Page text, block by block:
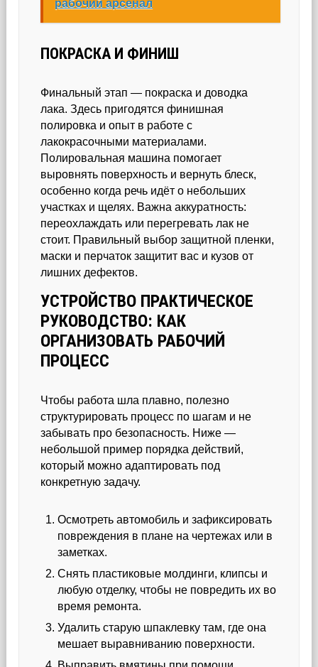
рабочий арсенал
ПОКРАСКА И ФИНИШ
Финальный этап — покраска и доводка
лака. Здесь пригодятся финишная
полировка и опыт в работе с
лакокрасочными материалами.
Полировальная машина помогает
выровнять поверхность и вернуть блеск,
особенно когда речь идёт о небольших
участках и щелях. Важна аккуратность:
переохлаждать или перегревать лак не
стоит. Правильный выбор защитной пленки,
маски и перчаток защитит вас и кузов от
лишних дефектов.
УСТРОЙСТВО ПРАКТИЧЕСКОЕ
РУКОВОДСТВО: КАК
ОРГАНИЗОВАТЬ РАБОЧИЙ
ПРОЦЕСС
Чтобы работа шла плавно, полезно
структурировать процесс по шагам и не
забывать про безопасность. Ниже —
небольшой пример порядка действий,
который можно адаптировать под
конкретную задачу.
Осмотреть автомобиль и зафиксировать
повреждения в плане на чертежах или в
заметках.
Снять пластиковые молдинги, клипсы и
любую отделку, чтобы не повредить их во
время ремонта.
Удалить старую шпаклевку там, где она
мешает выравниванию поверхности.